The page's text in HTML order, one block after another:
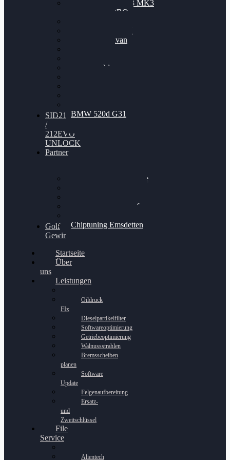
Nissan GT-R35 3.8 MK3
V6 TWINTURBO
VW Passat 2.0TDI
VW T6 Multivan
BMW 120d
BMW 520d G31
SID212
/
212EVO
UNLOCK
Partner
Bilgenroth Performance
Chiptuning Schüttorf
Chiptuning Emsdetten
Golf
Gewinnspiel
Startseite
Über
uns
Leistungen
Oildruck
FIx
Dieselpartikelfilter
Softwareoptimierung
Getriebeoptimierung
Walnussstrahlen
Bremsscheiben
planen
Software
Update
Felgenaufbereitung
Ersatz-
und
Zweitschlüssel
File
Service
Alientech